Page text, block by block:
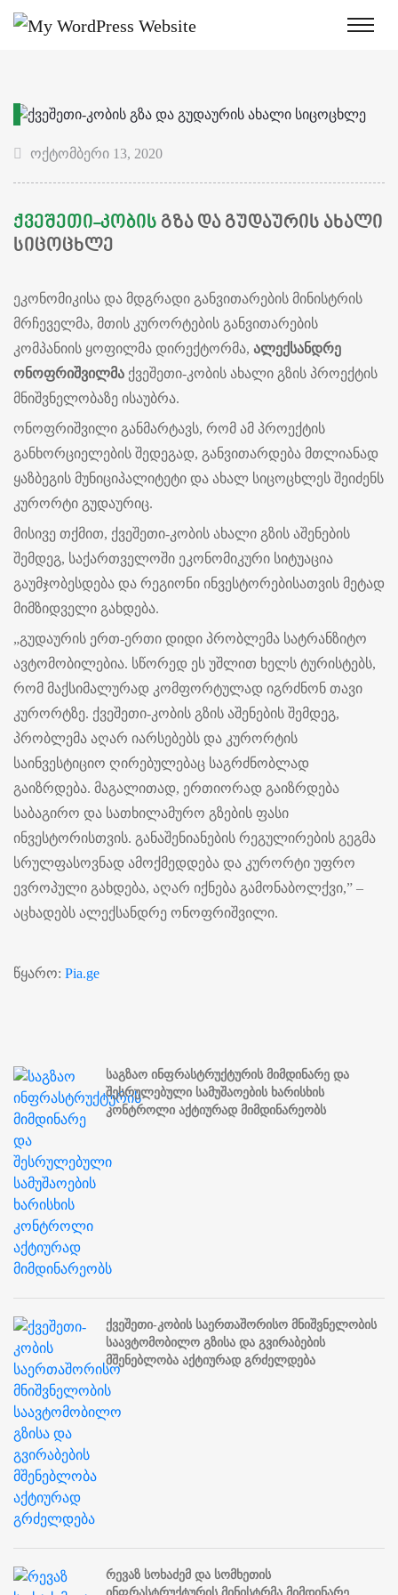
ოქტომბერი 13, 2020
ᲥᲕᲔᲨᲔᲗᲘ-ᲙᲝᲑᲘᲡ ᲒᲖᲐ ᲓᲐ ᲒᲣᲓᲐᲣᲠᲘᲡ ᲐᲮᲐᲚᲘ
ᲡᲘᲪᲝᲪᲮᲚᲔ
ეკონომიკისა და მდგრადი განვითარების მინისტრის
მრჩეველმა, მთის კურორტების განვითარების
კომპანიის ყოფილმა დირექტორმა, ალექსანდრე
ონოფრიშვილმა ქვეშეთი-კობის ახალი გზის პროექტის
მნიშვნელობაზე ისაუბრა.
ონოფრიშვილი განმარტავს, რომ ამ პროექტის
განხორციელების შედეგად, განვითარდება მთლიანად
ყაზბეგის მუნიციპალიტეტი და ახალ სიცოცხლეს შეიძენს
კურორტი გუდაურიც.
მისივე თქმით, ქვეშეთი-კობის ახალი გზის აშენების
შემდეგ, საქართველოში ეკონომიკური სიტუაცია
გაუმჯობესდება და რეგიონი ინვესტორებისათვის მეტად
მიმზიდველი გახდება.
„გუდაურის ერთ-ერთი დიდი პრობლემა სატრანზიტო
ავტომობილებია. სწორედ ეს უშლით ხელს ტურისტებს,
რომ მაქსიმალურად კომფორტულად იგრძნონ თავი
კურორტზე. ქვეშეთი-კობის გზის აშენების შემდეგ,
პრობლემა აღარ იარსებებს და კურორტის
საინვესტიციო ღირებულებაც საგრძნობლად
გაიზრდება. მაგალითად, ერთიორად გაიზრდება
საბაგირო და სათხილამურო გზების ფასი
ინვესტორისთვის. განაშენიანების რეგულირების გეგმა
სრულფასოვნად ამოქმედდება და კურორტი უფრო
ევროპული გახდება, აღარ იქნება გამონაბოლქვი,” –
აცხადებს ალექსანდრე ონოფრიშვილი.
წყარო: Pia.ge
საგზაო ინფრასტრუქტურის მიმდინარე და
შესრულებული სამუშაოების ხარისხის
კონტროლი აქტიურად მიმდინარეობს
ქვეშეთი-კობის საერთაშორისო მნიშვნელობის
საავტომობილო გზისა და გვირაბების
მშენებლობა აქტიურად გრძელდება
რევაზ სოხაძემ და სომხეთის